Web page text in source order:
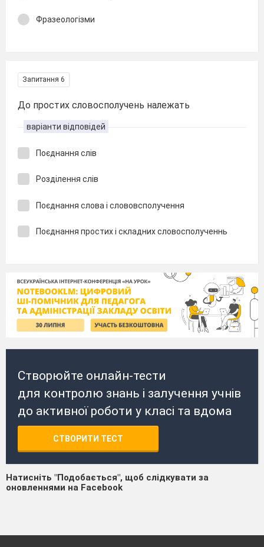
Фразеологізми
Запитання 6
До простих словосполучень належать
варіанти відповідей
Поєднання слів
Розділення слів
Поєднання слова і слововсполучення
Поєднання простих і складних словосполученнь
Створюйте онлайн-тести
для контролю знань і залучення учнів
до активної роботи у класі та вдома
СТВОРИТИ ТЕСТ
Натисніть "Подобається", щоб слідкувати за
оновленнями на Facebook